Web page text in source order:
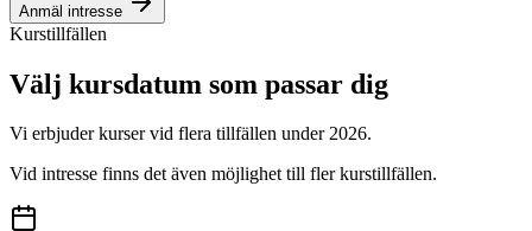
Anmäl intresse
Kurstillfällen
Välj kursdatum som passar dig
Vi erbjuder kurser vid flera tillfällen under2026.
Vid intresse finns det även möjlighet till fler kurstillfällen.